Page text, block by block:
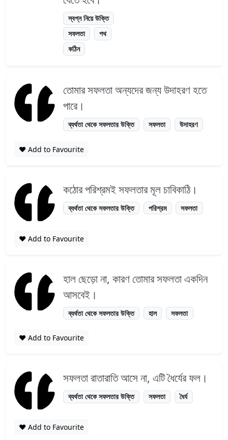
স্বপ্ন নিয়ে উক্তি
সফলতা
পথ
কঠিন
তোমার সফলতা অন্যদের জন্য উদাহরণ হতে
পারে।
ব্যর্থতা থেকে সফলতার উক্তি সফলতা উদাহরণ
❤️ Add to Favourite
কঠোর পরিশ্রমই সফলতার মূল চাবিকাঠি।
ব্যর্থতা থেকে সফলতার উক্তি পরিশ্রম সফলতা
❤️ Add to Favourite
হাল ছেড়ো না, কারণ তোমার সফলতা একদিন
আসবেই।
ব্যর্থতা থেকে সফলতার উক্তি হাল সফলতা
❤️ Add to Favourite
সফলতা রাতারাতি আসে না, এটি ধৈর্যের ফল।
ব্যর্থতা থেকে সফলতার উক্তি সফলতা ধৈর্য
❤️ Add to Favourite